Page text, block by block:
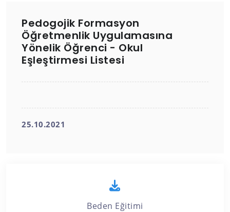
Pedogojik Formasyon
Öğretmenlik Uygulamasına
Yönelik Öğrenci - Okul
Eşleştirmesi Listesi
25.10.2021
Beden Eğitimi